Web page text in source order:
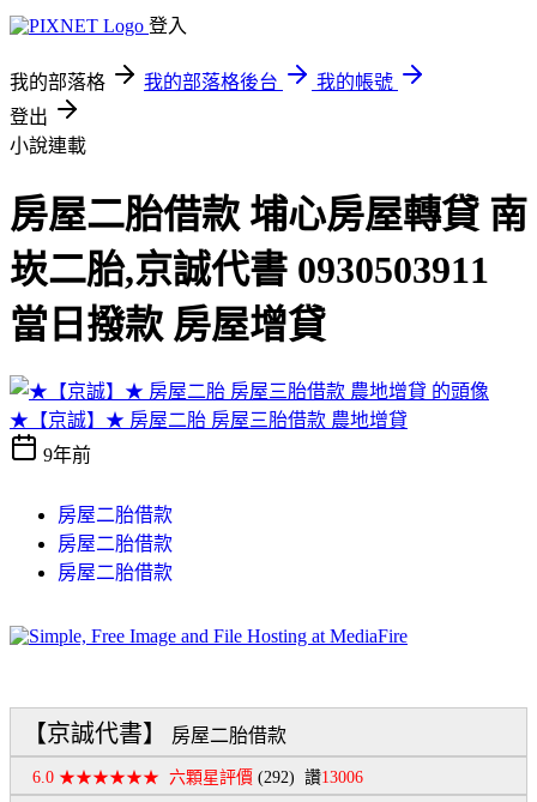
登入
我的部落格 我的部落格後台
我的帳號
登出
小說連載
房屋二胎借款 埔心房屋轉貸 南
崁二胎,京誠代書 0930503911
當日撥款 房屋增貸
★【京誠】★ 房屋二胎 房屋三胎借款 農地增貸
9年前
房屋二胎借款
房屋二胎借款
房屋二胎借款
【京誠代書】 房屋二胎借款
6.0 ★★★★★★ 六顆星評價 (292) 讚13006